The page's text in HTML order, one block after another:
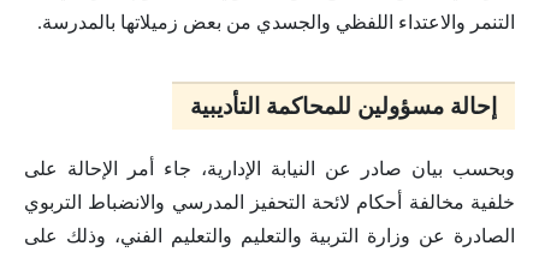
التنمر والاعتداء اللفظي والجسدي من بعض زميلاتها بالمدرسة.
إحالة مسؤولين للمحاكمة التأديبية
وبحسب بيان صادر عن النيابة الإدارية، جاء أمر الإحالة على
خلفية مخالفة أحكام لائحة التحفيز المدرسي والانضباط التربوي
الصادرة عن وزارة التربية والتعليم والتعليم الفني، وذلك على